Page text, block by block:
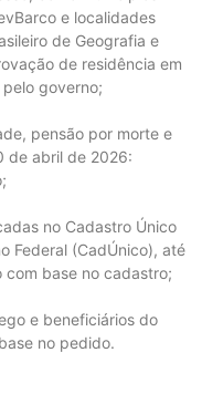
e localidades
de Geografia e
de residência em
governo;
pensão por morte e
de abril de 2026:
no Cadastro Único
Federal (CadÚnico), até
base no cadastro;
e beneficiários do
no pedido.